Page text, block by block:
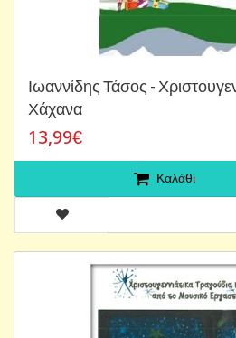
Ιωαννίδης Τάσος -
Χάχανα
13,99€
Καλάθι